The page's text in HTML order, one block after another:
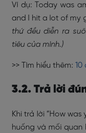
Ví dụ: Today was
and I hit a lot of my
thứ đều diễn ra
tiêu của mình.)
>> Tìm hiểu thêm: 10
3.2. Trả lời
Khi trả lời “How
huống và mối quan